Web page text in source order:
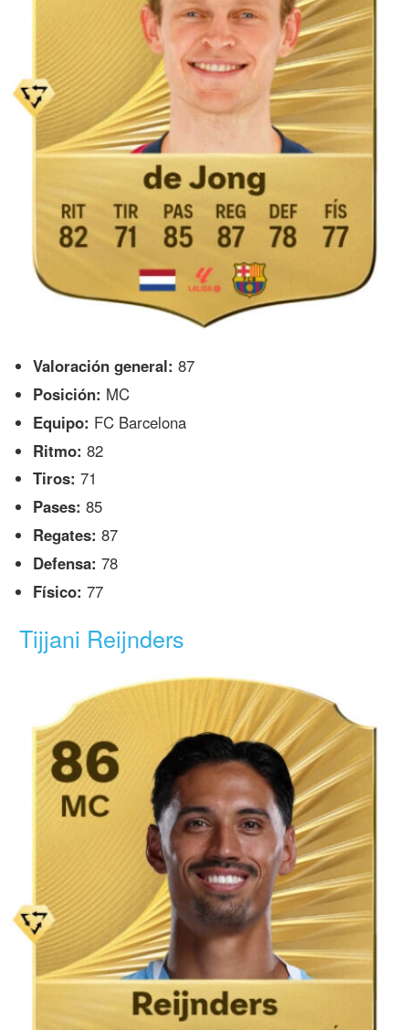
Valoración general: 87
Posición: MC
Equipo: FC Barcelona
Ritmo: 82
Tiros: 71
Pases: 85
Regates: 87
Defensa: 78
Físico: 77
Tijjani Reijnders